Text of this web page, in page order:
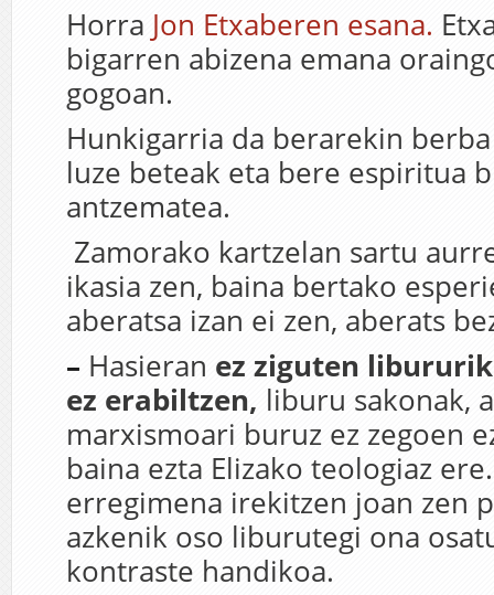
Horra Jon Etxaberen esana.
bigarren abizena emana
gogoan.
Hunkigarria da berarekin
luze beteak eta bere espiritua
antzematea.
Zamorako kartzelan sartu
ikasia zen, baina bertako
aberatsa izan ei zen, aberats
– Hasieran ez ziguten
ez erabiltzen, liburu sakonak,
marxismoari buruz ez zegoen
baina ezta Elizako teologiaz
erregimena irekitzen joan zen
azkenik oso liburutegi ona
kontraste handikoa.